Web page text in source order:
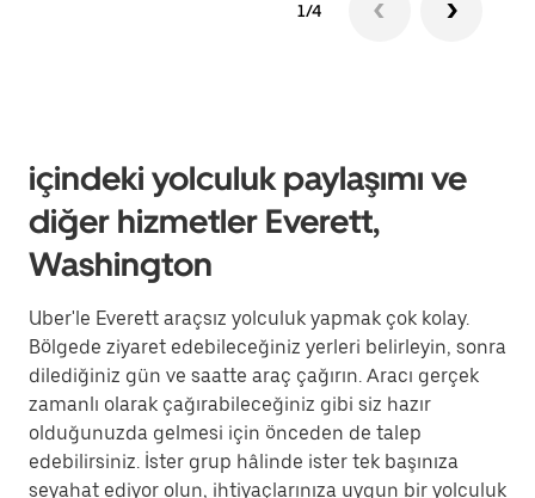
1/4
içindeki yolculuk paylaşımı ve
diğer hizmetler Everett,
Washington
Uber'le Everett araçsız yolculuk yapmak çok kolay.
Bölgede ziyaret edebileceğiniz yerleri belirleyin, sonra
dilediğiniz gün ve saatte araç çağırın. Aracı gerçek
zamanlı olarak çağırabileceğiniz gibi siz hazır
olduğunuzda gelmesi için önceden de talep
edebilirsiniz. İster grup hâlinde ister tek başınıza
seyahat ediyor olun, ihtiyaçlarınıza uygun bir yolculuk